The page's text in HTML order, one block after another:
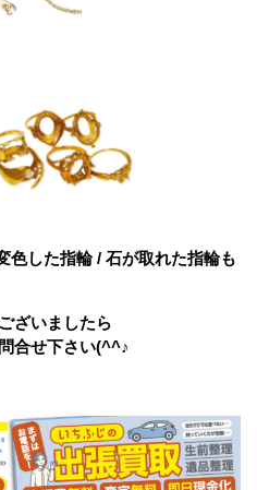
色した指輪 / 石が取れた指輪も
ざいましたら
合せ下さい(^^♪